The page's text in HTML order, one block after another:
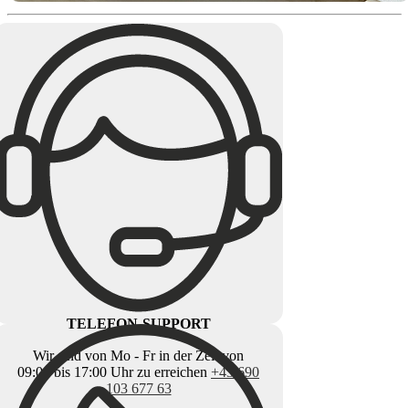
TELEFON-SUPPORT
Wir sind von Mo - Fr in der Zeit von
09:00 bis 17:00 Uhr zu erreichen +43 690
103 677 63